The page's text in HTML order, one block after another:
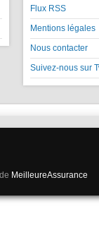
Flux RSS
Mentions légales
Nous contacter
Suivez-nous sur
MeilleureAssurance